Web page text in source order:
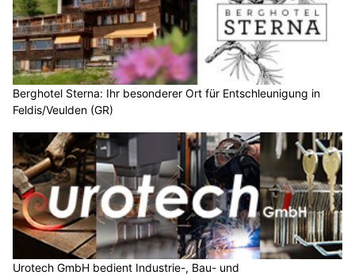
Berghotel Sterna: Ihr besonderer Ort für Entschleunigung in
Feldis/Veulden (GR)
Urotech GmbH bedient Industrie-, Bau- und